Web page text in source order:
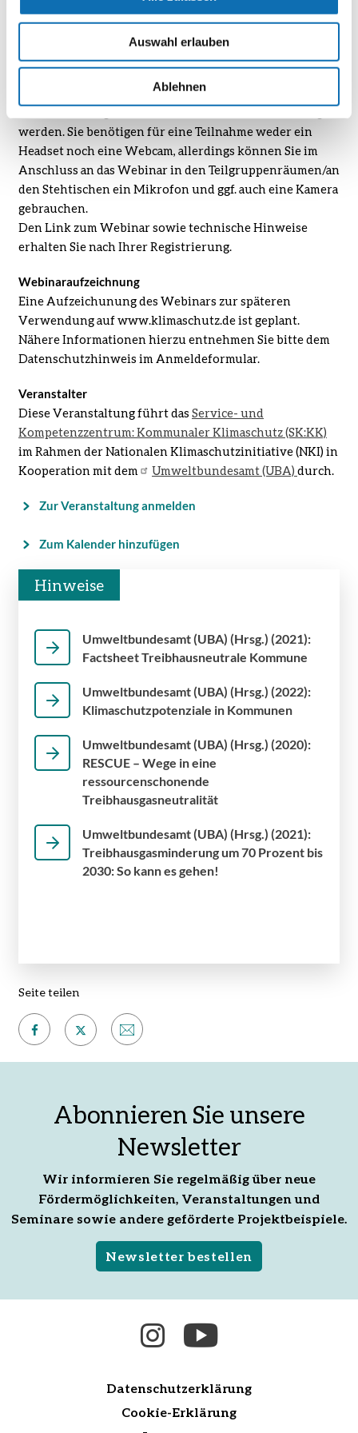
Auswahl erlauben
Ablehnen
Spam-Ordner, wenn Sie nicht in kürzester Zeit Ihre
Registrierung erhalten haben sollten.
Organisatorische Hinweise
Das Webinar kann über eine stabile Internetverbindung
werden. Sie benötigen für eine Teilnahme weder ein
Headset noch eine Webcam, allerdings können Sie im
Anschluss an das Webinar in den Teilgruppenräumen/an
den Stehtischen ein Mikrofon und ggf. auch eine Kamera
gebrauchen.
Den Link zum Webinar sowie technische Hinweise
erhalten Sie nach Ihrer Registrierung.
Webinaraufzeichnung
Eine Aufzeichunung des Webinars zur späteren
Verwendung auf www.klimaschutz.de ist geplant.
Nähere Informationen hierzu entnehmen Sie bitte dem
Datenschutzhinweis im Anmeldeformular.
Veranstalter
Diese Veranstaltung führt das Service- und
Kompetenzzentrum: Kommunaler Klimaschutz (SK:KK)
im Rahmen der Nationalen Klimaschutzinitiative (NKI) in
Kooperation mit dem
Umweltbundesamt (UBA) durch.
Zur Veranstaltung anmelden
Zum Kalender hinzufügen
Hinweise
Umweltbundesamt (UBA) (Hrsg.) (2021):
Factsheet Treibhausneutrale Kommune
Umweltbundesamt (UBA) (Hrsg.) (2022):
Klimaschutzpotenziale in Kommunen
Umweltbundesamt (UBA) (Hrsg.) (2020):
RESCUE – Wege in eine
ressourcenschonende
Treibhausgasneutralität
Umweltbundesamt (UBA) (Hrsg.) (2021):
Treibhausgasminderung um 70 Prozent bis
2030: So kann es gehen!
Seite teilen
teilen
Mail
empfehlen
Abonnieren Sie unsere
Newsletter
Wir informieren Sie regelmäßig über neue
Fördermöglichkeiten, Veranstaltungen und
Seminare sowie andere geförderte Projektbeispiele.
Newsletter bestellen
Datenschutzerklärung
Cookie-Erklärung